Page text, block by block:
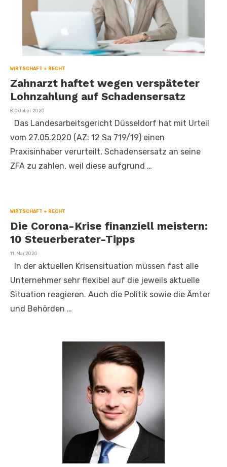
WIRTSCHAFT + RECHT
Zahnarzt haftet wegen verspäteter
Lohnzahlung auf Schadensersatz
Veröffentlicht
8. Oktober 2020
Das Landesarbeitsgericht Düsseldorf hat mit Urteil
vom 27.05.2020 (AZ: 12 Sa 719/19) einen
Praxisinhaber verurteilt, Schadensersatz an seine
ZFA zu zahlen, weil diese aufgrund …
WIRTSCHAFT + RECHT
Die Corona-Krise finanziell meistern:
10 Steuerberater-Tipps
Veröffentlicht
11. Mai 2020
In der aktuellen Krisensituation müssen fast alle
Unternehmer sehr flexibel auf die jeweils aktuelle
Situation reagieren. Auch die Politik sowie die Ämter
und Behörden …